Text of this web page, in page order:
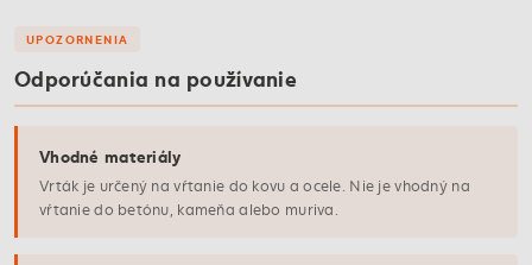
UPOZORNENIA
Odporúčania na používanie
Vhodné materiály
Vrták je určený na vŕtanie do kovu a ocele. Nie je vhodný na
vŕtanie do betónu, kameňa alebo muriva.